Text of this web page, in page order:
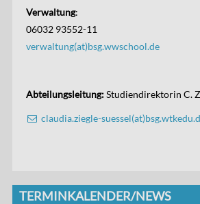
Verwaltung:
06032 93552-11
verwaltung(at)bsg.wwschool.de
Abteilungsleitung:Studiendirektorin C.
claudia.ziegle-
TERMINKALENDER/NEWS